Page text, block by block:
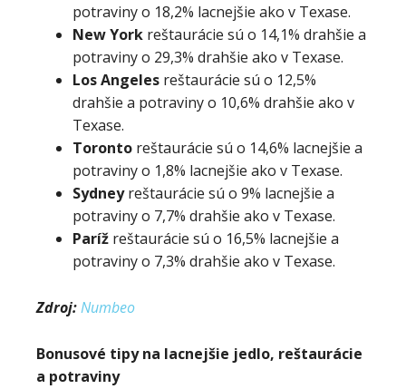
potraviny o 18,2% lacnejšie ako v Texase.
New York reštaurácie sú o 14,1% drahšie a
potraviny o 29,3% drahšie ako v Texase.
Los Angeles reštaurácie sú o 12,5%
drahšie a potraviny o 10,6% drahšie ako v
Texase.
Toronto reštaurácie sú o 14,6% lacnejšie a
potraviny o 1,8% lacnejšie ako v Texase.
Sydneyreštaurácie sú o 9% lacnejšie a
potraviny o 7,7% drahšie ako v Texase.
Paríž reštaurácie sú o 16,5% lacnejšie a
potraviny o 7,3% drahšie ako v Texase.
Zdroj:Numbeo
Bonusové tipy na lacnejšie jedlo, reštaurácie
a potraviny